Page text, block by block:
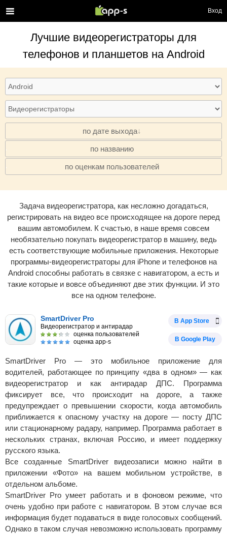
Вход
Лучшие видеорегистраторы для
телефонов и планшетов на Android
по дате выхода
· по названию
· по оценкам пользователей
Задача видеорегистратора, как несложно догадаться,
регистрировать на видео все происходящее на дороге перед
вашим автомобилем. К счастью, в наше время совсем
необязательно покупать видеорегистратор в машину, ведь
есть соответствующие мобильные приложения. Некоторые
программы-видеорегистраторы для iPhone и телефонов на
Android способны работать в связке с навигатором, а есть и
такие которые и вовсе объединяют две этих функции. И это
все на одном телефоне.
SmartDriver Pro
Видеорегистратор и антирадар
оценка пользователей
оценка app-s
В App Store
В Google Play
SmartDriver Pro — это мобильное приложение для
водителей, работающее по принципу «два в одном» — как
видеорегистратор и как антирадар ДПС. Программа
фиксирует все, что происходит на дороге, а также
предупреждает о превышении скорости, когда автомобиль
приближается к опасному участку на дороге — посту ДПС
или стационарному радару, например. Программа работает в
нескольких странах, включая Россию, и имеет поддержку
русского языка.
Все созданные SmartDriver видеозаписи можно найти в
приложении «Фото» на вашем мобильном устройстве, в
отдельном альбоме.
SmartDriver Pro умеет работать и в фоновом режиме, что
очень удобно при работе с навигатором. В этом случае вся
информация будет подаваться в виде голосовых сообщений.
Однако в таком случая невозможно использовать программу